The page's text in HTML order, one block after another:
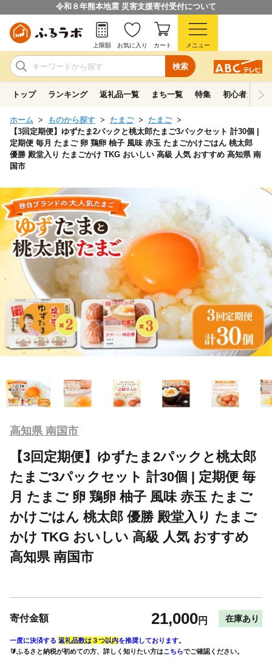
令和８年熊本地震 災害支援寄付受付について
検索
上限額 お気に入り カート メニュー
トップ ランキング 返礼品一覧 まち一覧 特集 初心者ガイド
ホーム ものから探す たまご
たまご
【3回定期便】ゆずたま2パックと桃太郎たまご3パックセット 計30個 |
定期便 毎月 たまご 卵 鶏卵 柚子 風味 赤玉 たまごかけごはん 桃太郎
優勝 殿堂入り たまごかけ TKG おいしい 高級 人気 おすすめ 高知県 南
国市
高知県 南国市
【3回定期便】ゆずたま2パックと桃太郎
たまご3パックセット 計30個 | 定期便 毎
月 たまご 卵 鶏卵 柚子 風味 赤玉 たまご
かけごはん 桃太郎 優勝 殿堂入り たまご
かけ TKG おいしい 高級 人気 おすすめ
高知県 南国市
寄付金額 21,000円 在庫あり
一度に決済する 返礼品数は３つ以内を推奨しております。
🔰ふるさと納税が初めての方、詳しく知りたい方はこちらでご確認ください。